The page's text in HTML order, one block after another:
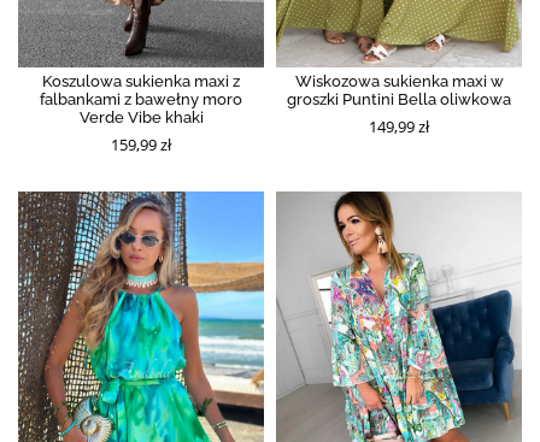
Koszulowa sukienka maxi z
falbankami z bawełny moro
Verde Vibe khaki
159,99 zł
Wiskozowa sukienka maxi w
groszki Puntini Bella oliwkowa
149,99 zł